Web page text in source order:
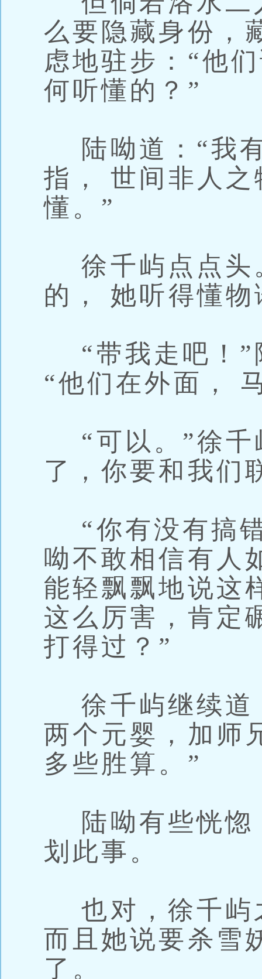
么要隐藏身份，
虑地驻步：“他
何听懂的？”
陆呦道：“我
指， 世间非人
懂。”
徐千屿点点头
的， 她听得懂
“带我走吧！”
“他们在外面，
“可以。”徐千
了，你要和我们
“你有没有搞
呦不敢相信有人
能轻飘飘地说这
这么厉害，肯定
打得过？”
徐千屿继续道
两个元婴，加师
多些胜算。”
陆呦有些恍惚
划此事。
也对，徐千屿
而且她说要杀雪
了。